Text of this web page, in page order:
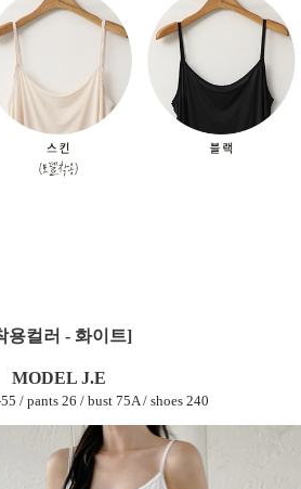
용컬러 - 화이트]
MODEL J.E
/ pants 26 / bust 75A / shoes 240